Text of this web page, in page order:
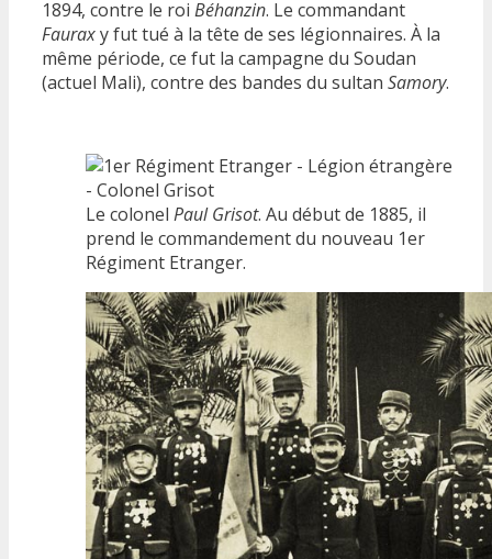
1894, contre le roi Béhanzin. Le commandant
Fauraxy fut tué à la tête de ses légionnaires. À la
même période, ce fut la campagne du Soudan
(actuel Mali), contre des bandes du sultan Samory.
Le colonel Paul Grisot. Au début de 1885, il
prend le commandement du nouveau 1er
Régiment Etranger.